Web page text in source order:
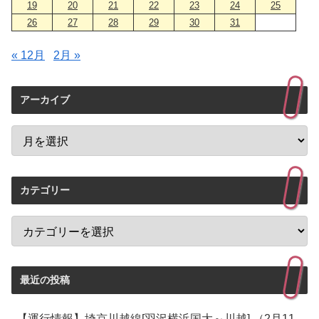
19 20 21 22 23 24
25
26
27 28 29 30 31
« 12月 2月 »
アーカイブ
カテゴリー
最近の投稿